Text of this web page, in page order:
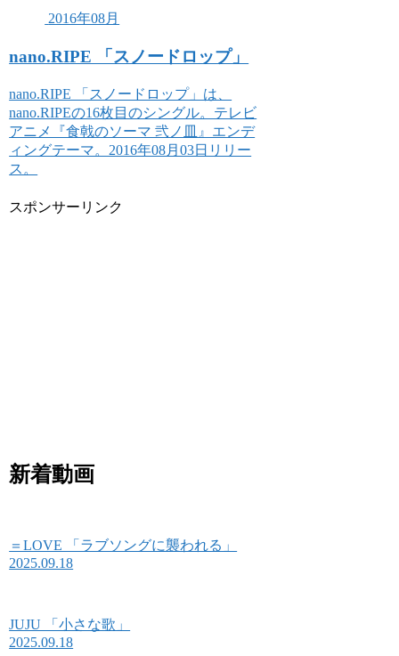
2016年08月
nano.RIPE 「スノードロップ」
nano.RIPE 「スノードロップ」は、
nano.RIPEの16枚目のシングル。テレビ
アニメ『食戟のソーマ 弐ノ皿』エンデ
ィングテーマ。2016年08月03日リリー
ス。
スポンサーリンク
新着動画
＝LOVE 「ラブソングに襲われる」
2025.09.18
JUJU 「小さな歌」
2025.09.18